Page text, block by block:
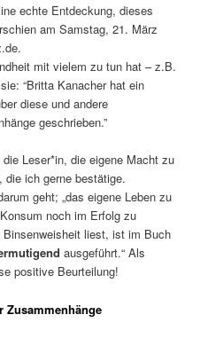
echte Entdeckung, dieses
am Samstag, 21. März
mit vielem zu tun hat – z.B.
“Britta Kanacher hat ein
diese und andere
geschrieben.”
Leser*in, die eigene Macht zu
die ich gerne bestätige.
geht; „das eigene Leben zu
noch im Erfolg zu
liest, ist im Buch
ausgeführt.“ Als
positive Beurteilung!
Zusammenhänge